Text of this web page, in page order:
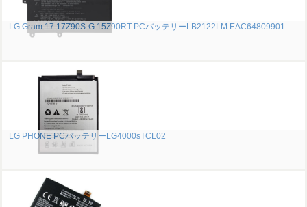
LG Gram 17 17Z90S-G 15Z90RT PCバッテリーLB2122LM EAC64809901
LG PHONE PCバッテリーLG4000sTCL02